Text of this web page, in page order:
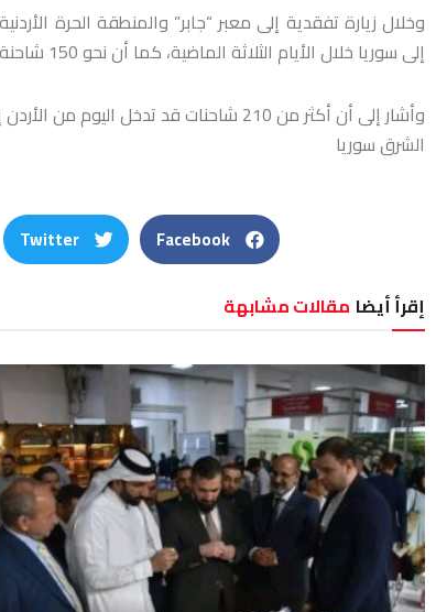
إلى سوريا خلال الأيام الثلاثة الماضية، كما أن نحو 150 شاحنة عبرت من سوريا إلى دول مختلفة عبر الأردن خلال الأيام الثلاثة الأخيرة.
وأشار إلى أن أكثر من 210 شاحنات قد تدخل اليوم من الأردن إلى سوريا عبر منفذ “جابر”، والعدد في ارتفاع يومي.
الشرق سوريا
Facebook
Twitter
إقرأ أيضا مقالات مشابهة